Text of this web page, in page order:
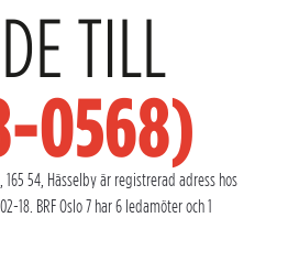
TILL
0568)
54, Hässelby är registrerad adress hos
18. BRF Oslo 7 har 6 ledamöter och 1